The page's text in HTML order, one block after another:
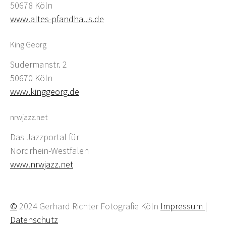
50678 Köln
www.altes-pfandhaus.de
King Georg
Sudermanstr. 2
50670 Köln
www.kinggeorg.de
nrwjazz.net
Das Jazzportal für
Nordrhein-Westfalen
www.nrwjazz.net
© 2024 Gerhard Richter Fotografie Köln Impressum |
Datenschutz